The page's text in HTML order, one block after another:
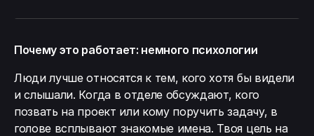
Почему это работает: немного психологии
Люди лучше относятся к тем, кого хотя бы видели
и слышали. Когда в отделе обсуждают, кого
позвать на проект или кому поручить задачу, в
голове всплывают знакомые имена. Твоя цель на